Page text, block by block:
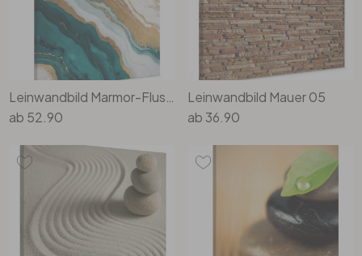
ab 52.90
Leinwandbild Mauer 05
ab36.90